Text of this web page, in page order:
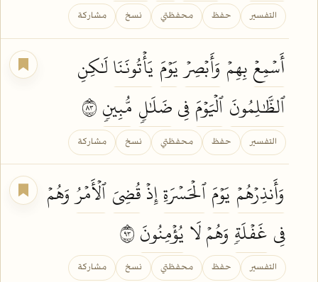
التفسير حفظ محفظتي نسخ مشاركة
أَسۡمِعۡبِهِمۡ وَأَبۡصِرۡيَوۡمَ يَأۡتُونَنَالَٰكِنِ
ٱلظَّٰلِمُونَٱلۡيَوۡمَفِيضَلَٰلٖ مُّبِينٖ
التفسير حفظ محفظتي نسخ مشاركة
وَأَنذِرۡهُمۡ يَوۡمَٱلۡحَسۡرَةِإِذۡقُضِيَٱلۡأَمۡرُوَهُمۡ
فِي غَفۡلَةٖ وَهُمۡ لَا يُؤۡمِنُونَ
التفسير حفظ محفظتي نسخ مشاركة